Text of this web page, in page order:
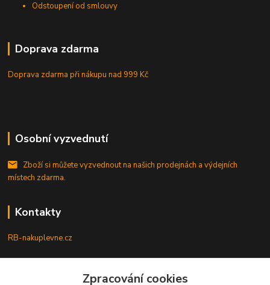
Odstoupení od smlouvy
Doprava zdarma
Doprava zdarma při nákupunad 999 Kč
Osobní vyzvednutí
Zboží si můžete vyzvednout na našich prodejnách a výdejních
místech zdarma.
Kontakty
RB-nakuplevne.cz
+420 222722421Zpracování cookies